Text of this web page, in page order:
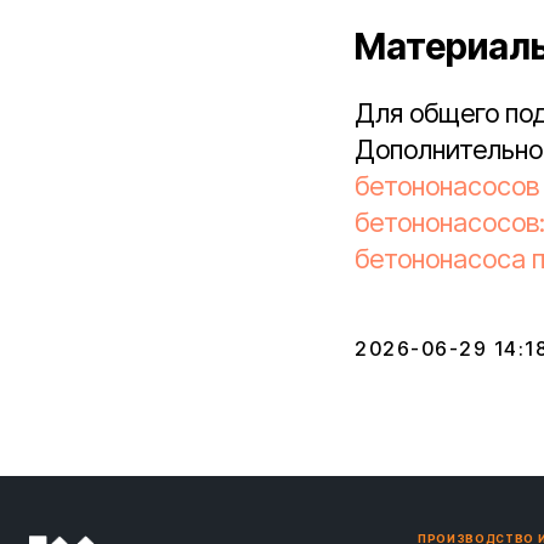
Для общего
бетононасосов
бетононасоса
2026-06-29
ПРОИЗВОДСТВО